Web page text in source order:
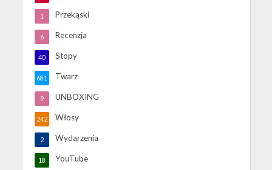
Przekąski
1
Recenzja
6
Stopy
40
Twarz
681
UNBOXING
9
Włosy
242
Wydarzenia
2
YouTube
18